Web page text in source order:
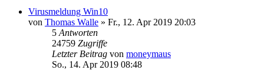
Virusmeldung Win10
von Thomas Walle » Fr., 12. Apr 2019 20:03
5 Antworten
24759 Zugriffe
Letzter Beitrag von moneymaus
So., 14. Apr 2019 08:48